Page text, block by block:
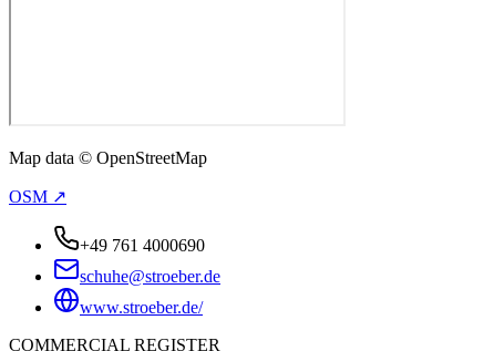
Map data © OpenStreetMap
OSM ↗
+49 761 4000690
schuhe@stroeber.de
www.stroeber.de/
COMMERCIAL REGISTER